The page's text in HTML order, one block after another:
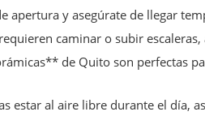
apertura y asegúrate de llegar
caminar o subir
de Quito son perfectas
estar al aire libre durante el día,